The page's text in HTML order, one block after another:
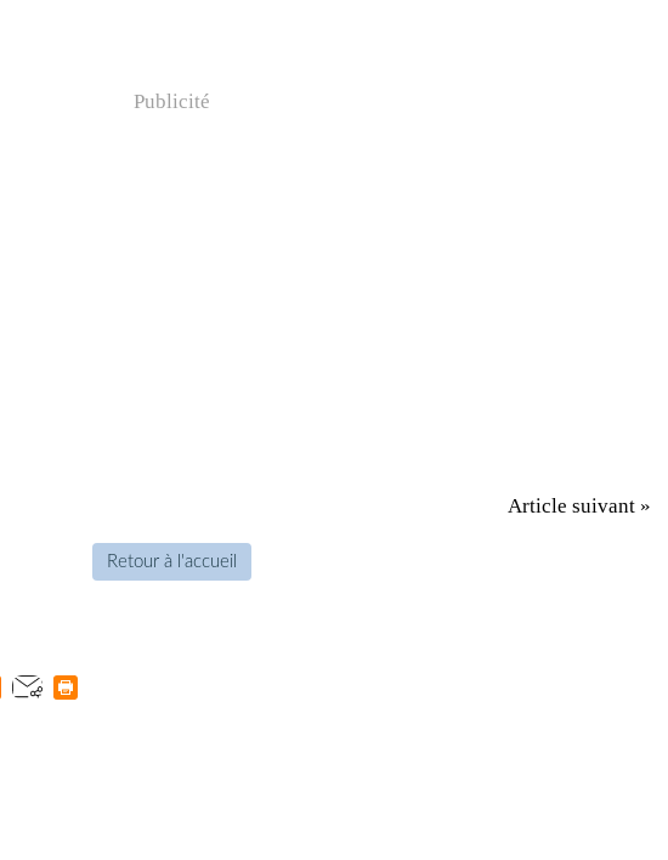
Publicité
Article suivant »
Retour à l'accueil